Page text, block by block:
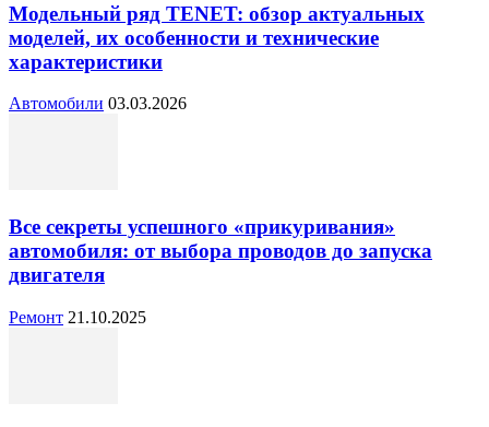
Модельный ряд TENET: обзор актуальных
моделей, их особенности и технические
характеристики
Автомобили 03.03.2026
Все секреты успешного «прикуривания»
автомобиля: от выбора проводов до запуска
двигателя
Ремонт 21.10.2025